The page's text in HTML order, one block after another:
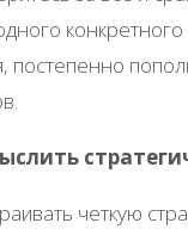
конкретного
постепенно
четкую